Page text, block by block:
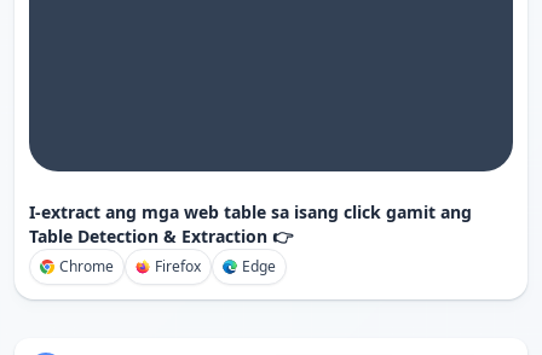
I-extract ang mga web table sa isang click gamit ang
Table Detection & Extraction 👉
Chrome Firefox Edge